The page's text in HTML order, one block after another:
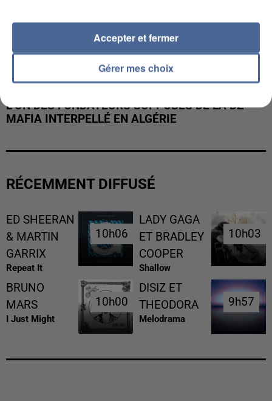
L’UN DES FONDATEURS SUPPOSÉS DE LA DZ
MAFIA INTERPELLÉ EN ALGÉRIE
RÉCEMMENT DIFFUSÉ
ED SHEERAN
& MARTIN
GARRIX
Repeat It
10h06
10h06
LADY GAGA
ET BRADLEY
COOPER
Shallow
10h03
10h03
BRUNO
MARS
I Just Might
10h00
10h00
DISIZ ET
THEODORA
Melodrama
9h57
9h57
Gérer mes choix
Accepter et fermer